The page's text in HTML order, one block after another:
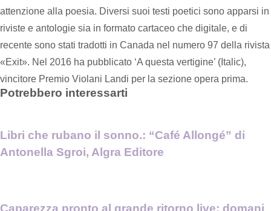
attenzione alla poesia. Diversi suoi testi poetici sono apparsi in
riviste e antologie sia in formato cartaceo che digitale, e di
recente sono stati tradotti in Canada nel numero 97 della rivista
«Exit». Nel 2016 ha pubblicato ‘A questa vertigine’ (Italic),
vincitore Premio Violani Landi per la sezione opera prima.
Potrebbero interessarti
Libri che rubano il sonno.: “Café Allongé” di
Antonella Sgroi, Algra Editore
Caparezza pronto al grande ritorno live: domani